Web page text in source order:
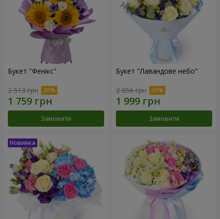
Букет "Фенікс"
2 513 грн
Замовити
Букет "Лавандове небо"
2 856 грн
Замовити